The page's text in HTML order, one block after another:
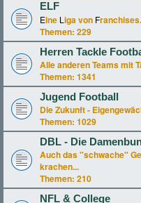
ELF
Eine L iga von F
Themen: 229
Herren Tackle
Alle anderen Teams mit
Themen: 1341
Jugend Football
Die Zukunft -
Themen: 1029
DBL - Die
Auch das "schwache"
krachen...
Themen: 210
NFL & College